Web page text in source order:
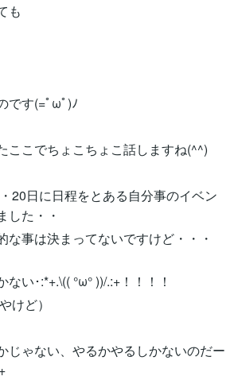
も
です(=ﾟωﾟ)ﾉ
ここでちょこちょこ話しますね(^^)
20日に日程をとある自分事のイベン
した・・
な事は決まってないですけど・・・
い･:*+.\(( °ω° ))/.:+！！！！
けど）
じゃない、やるかやるしかないのだー